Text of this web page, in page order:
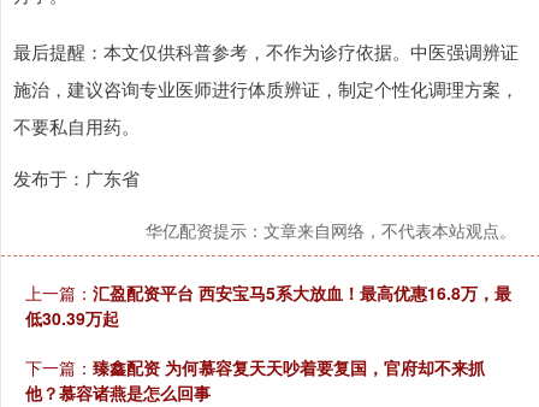
最后提醒：本文仅供科普参考，不作为诊疗依据。中医强调辨证
施治，建议咨询专业医师进行体质辨证，制定个性化调理方案，
不要私自用药。
发布于：广东省
华亿配资提示：文章来自网络，不代表本站观点。
上一篇： 汇盈配资平台 西安宝马5系大放血！最高优惠16.8万，最
低30.39万起
下一篇： 臻鑫配资 为何慕容复天天吵着要复国，官府却不来抓
他？慕容诸燕是怎么回事